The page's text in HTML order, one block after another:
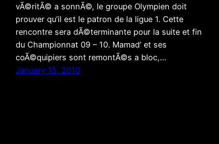
vÃ©ritÃ© a sonnÃ©, le groupe Olympien doit
prouver qu’il est le patron de la ligue 1. Cette
rencontre sera dÃ©terminante pour la suite et fin
du Championnat 09 – 10. Mamad’ et ses
coÃ©quipiers sont remontÃ©s a bloc,…
January 15, 2010